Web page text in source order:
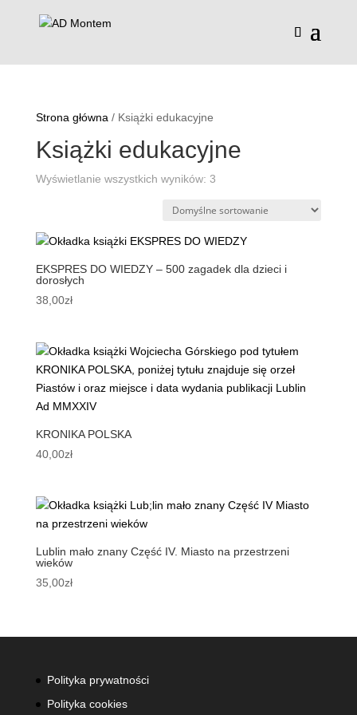
Strona główna / Książki edukacyjne
Książki edukacyjne
Wyświetlanie wszystkich wyników: 3
EKSPRES DO WIEDZY – 500 zagadek dla dzieci i
dorosłych
38,00zł
KRONIKA POLSKA
40,00zł
Lublin mało znany Część IV. Miasto na przestrzeni
wieków
35,00zł
Polityka prywatności
Polityka cookies